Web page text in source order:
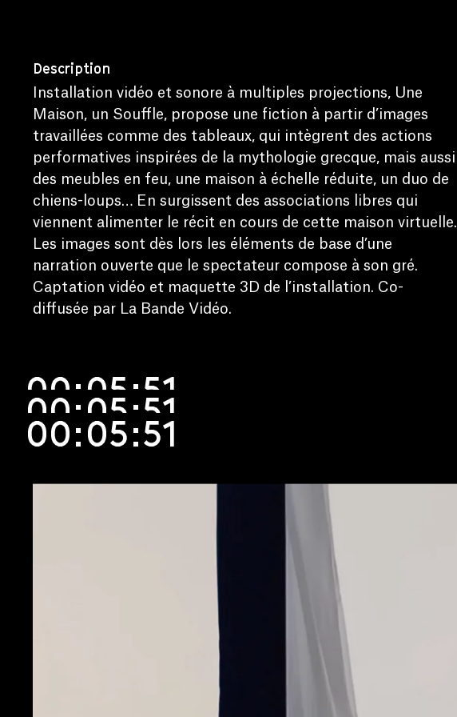
Description
Installation vidéo et sonore à multiples projections, Une
Maison, un Souffle, propose une fiction à partir d’images
travaillées comme des tableaux, qui intègrent des actions
performatives inspirées de la mythologie grecque, mais aussi
des meubles en feu, une maison à échelle réduite, un duo de
chiens-loups… En surgissent des associations libres qui
viennent alimenter le récit en cours de cette maison virtuelle.
Les images sont dès lors les éléments de base d’une
narration ouverte que le spectateur compose à son gré.
Captation vidéo et maquette 3D de l’installation. Co-
diffusée par La Bande Vidéo.
00:05:51
00:05:51
00:05:51